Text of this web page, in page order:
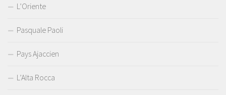
L’Oriente
Pasquale Paoli
Pays Ajaccien
L’Alta Rocca